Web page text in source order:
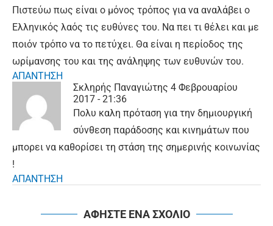
Πιστεύω πως είναι ο μόνος τρόπος για να αναλάβει ο
Ελληνικός λαός τις ευθύνες του. Να πει τι θέλει και με
ποιόν τρόπο να το πετύχει. Θα είναι η περίοδος της
ωρίμανσης του και της ανάληψης των ευθυνών του.
ΑΠΑΝΤΗΣΗ
Σκληρής Παναγιώτης 4 Φεβρουαρίου
2017 - 21:36
Πολυ καλη πρόταση για την δημιουργική
σύνθεση παράδοσης και κινημάτων που
μπορει να καθορίσει τη στάση της σημερινής κοινωνίας
!
ΑΠΑΝΤΗΣΗ
ΑΦΗΣΤΕ ΕΝΑ ΣΧΟΛΙΟ